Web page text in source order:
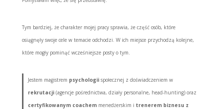
Tym bardziej, że charakter mojej pracy sprawia, że część osób, które
osiągnęły swoje cele w temacie odchodzi. W ich miejsce przychodzą kolejne,
które mogły pominąć wcześniejsze posty o tym.
Jestem magistrem psychologii społecznej z doświadczeniem w
rekrutacji (agencje pośrednictwa, działy personalne, head-hunting) oraz
certyfikowanym coachem menedżerskim itrenerem biznesu z